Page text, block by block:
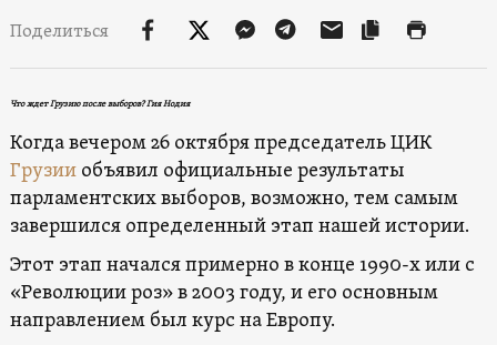
Поделиться
Что ждет Грузию после выборов? Гия Нодия
Когда вечером 26 октября председатель ЦИК
Грузииобъявил официальные результаты
парламентских выборов, возможно, тем самым
завершился определенный этап нашей истории.
Этот этап начался примерно в конце 1990-х или с
«Революции роз» в 2003 году, и его основным
направлением был курс на Европу.